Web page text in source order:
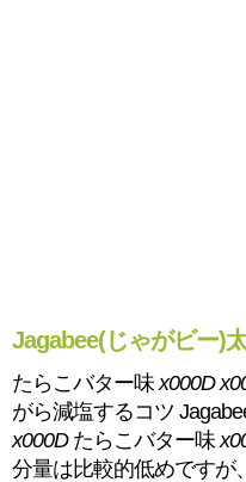
Jagabee(じゃがビー)
たらこバター味x000D
がら減塩するコツ
x000Dたらこバター味
分量は比較的低めですが